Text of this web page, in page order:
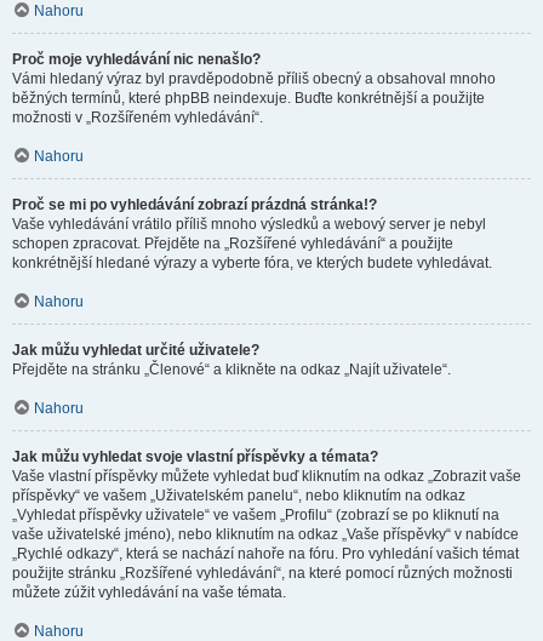
Nahoru
Proč moje vyhledávání nic nenašlo?
Vámi hledaný výraz byl pravděpodobně příliš obecný a obsahoval mnoho
běžných termínů, které phpBB neindexuje. Buďte konkrétnější a použijte
možnosti v „Rozšířeném vyhledávání“.
Nahoru
Proč se mi po vyhledávání zobrazí prázdná stránka!?
Vaše vyhledávání vrátilo příliš mnoho výsledků a webový server je nebyl
schopen zpracovat. Přejděte na „Rozšířené vyhledávání“ a použijte
konkrétnější hledané výrazy a vyberte fóra, ve kterých budete vyhledávat.
Nahoru
Jak můžu vyhledat určité uživatele?
Přejděte na stránku „Členové“ a klikněte na odkaz „Najít uživatele“.
Nahoru
Jak můžu vyhledat svoje vlastní příspěvky a témata?
Vaše vlastní příspěvky můžete vyhledat buď kliknutím na odkaz „Zobrazit vaše
příspěvky“ ve vašem „Uživatelském panelu“, nebo kliknutím na odkaz
„Vyhledat příspěvky uživatele“ ve vašem „Profilu“ (zobrazí se po kliknutí na
vaše uživatelské jméno), nebo kliknutím na odkaz „Vaše příspěvky“ v nabídce
„Rychlé odkazy“, která se nachází nahoře na fóru. Pro vyhledání vašich témat
použijte stránku „Rozšířené vyhledávání“, na které pomocí různých možnosti
můžete zúžit vyhledávání na vaše témata.
Nahoru